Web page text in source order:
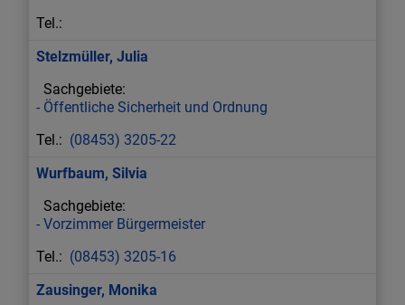
Stelzmüller, Julia
Öffentliche Sicherheit und Ordnung
(08453) 3205-22
Wurfbaum, Silvia
Vorzimmer Bürgermeister
(08453) 3205-16
Zausinger, Monika